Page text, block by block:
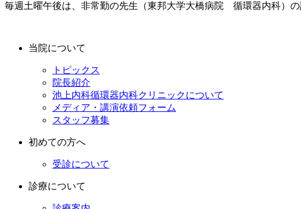
毎週土曜午後は、非常勤の先生（東邦大学大橋病院 循環器内科）の
当院について
トピックス
院長紹介
池上内科循環器内科クリニックについて
メディア・講演依頼フォーム
スタッフ募集
初めての方へ
受診について
診療について